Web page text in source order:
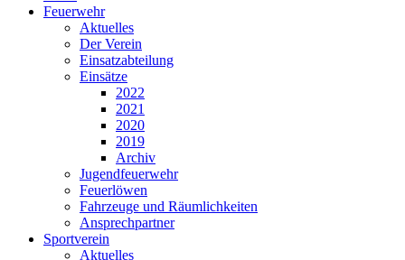
Feuerwehr
Aktuelles
Der Verein
Einsatzabteilung
Einsätze
2022
2021
2020
2019
Archiv
Jugendfeuerwehr
Feuerlöwen
Fahrzeuge und Räumlichkeiten
Ansprechpartner
Sportverein
Aktuelles